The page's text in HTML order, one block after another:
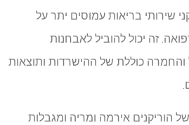
שירותי בריאות עמוסים יתר על
זה יכול להוביל לאבחנות
כוללת של ההישרדות ותוצאות
הוריקנים אירמה ומריה ומגבלות